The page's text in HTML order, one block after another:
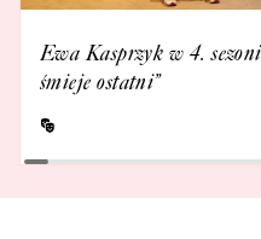
Ewa Kasprzyk w 4.
śmieje ostatni”